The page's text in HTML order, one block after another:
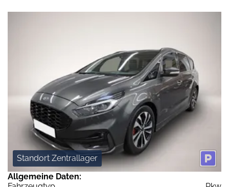
Standort Zentrallager
Allgemeine Daten: